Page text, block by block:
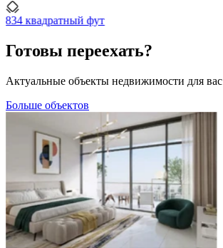
834 квадратный фут
Готовы переехать?
Актуальные объекты недвижимости для вас
Больше объектов